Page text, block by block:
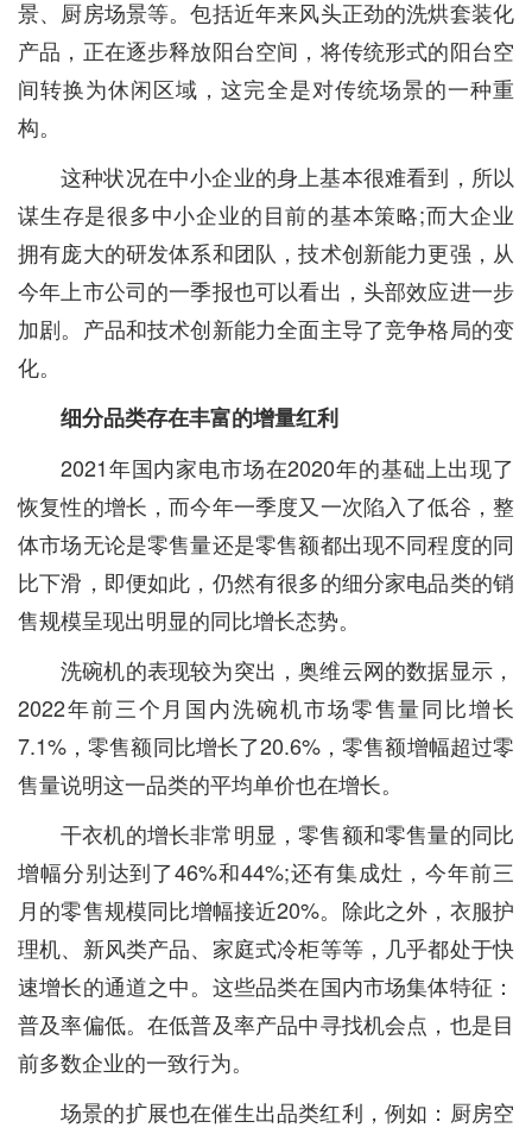
景、厨房场景等。包括近年来风头正劲的洗烘套装化
产品，正在逐步释放阳台空间，将传统形式的阳台空
间转换为休闲区域，这完全是对传统场景的一种重
构。
这种状况在中小企业的身上基本很难看到，所以
谋生存是很多中小企业的目前的基本策略;而大企业
拥有庞大的研发体系和团队，技术创新能力更强，从
今年上市公司的一季报也可以看出，头部效应进一步
加剧。产品和技术创新能力全面主导了竞争格局的变
化。
细分品类存在丰富的增量红利
2021年国内家电市场在2020年的基础上出现了
恢复性的增长，而今年一季度又一次陷入了低谷，整
体市场无论是零售量还是零售额都出现不同程度的同
比下滑，即便如此，仍然有很多的细分家电品类的销
售规模呈现出明显的同比增长态势。
洗碗机的表现较为突出，奥维云网的数据显示，
2022年前三个月国内洗碗机市场零售量同比增长
7.1%，零售额同比增长了20.6%，零售额增幅超过零
售量说明这一品类的平均单价也在增长。
干衣机的增长非常明显，零售额和零售量的同比
增幅分别达到了46%和44%;还有集成灶，今年前三
月的零售规模同比增幅接近20%。除此之外，衣服护
理机、新风类产品、家庭式冷柜等等，几乎都处于快
速增长的通道之中。这些品类在国内市场集体特征：
普及率偏低。在低普及率产品中寻找机会点，也是目
前多数企业的一致行为。
场景的扩展也在催生出品类红利，例如：厨房空